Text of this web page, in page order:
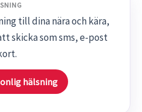
till dina nära och kära,
skicka som sms, e-post
hälsning